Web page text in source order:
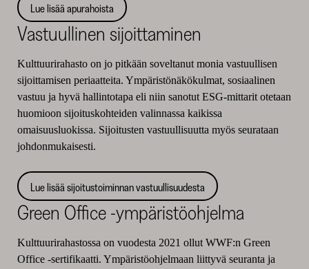
Lue lisää apurahoista
Vastuullinen sijoittaminen
Kulttuurirahasto on jo pitkään soveltanut monia vastuullisen
sijoittamisen periaatteita. Ympäristönäkökulmat, sosiaalinen
vastuu ja hyvä hallintotapa eli niin sanotut ESG-mittarit otetaan
huomioon sijoituskohteiden valinnassa kaikissa
omaisuusluokissa. Sijoitusten vastuullisuutta myös seurataan
johdonmukaisesti.
Lue lisää sijoitustoiminnan vastuullisuudesta
Green Office -ympäristöohjelma
Kulttuurirahastossa on vuodesta 2021 ollut WWF:n Green
Office -sertifikaatti. Ympäristöohjelmaan liittyvä seuranta ja